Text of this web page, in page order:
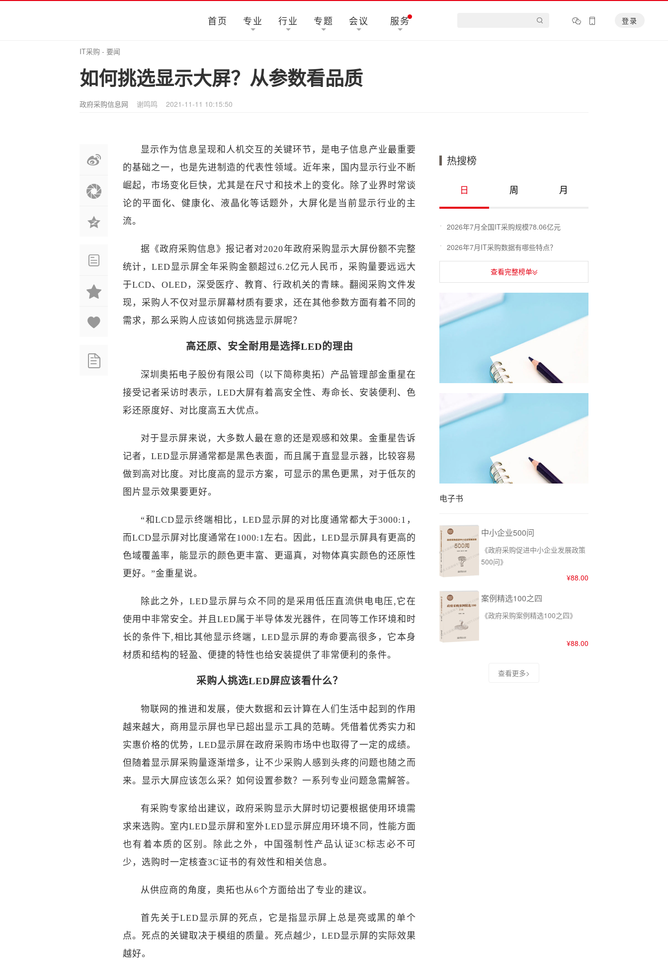
首页 专业 行业 专题 会议 服务 登录
IT采购 - 要闻
如何挑选显示大屏？从参数看品质
政府采购信息网 谢鸣鸣 2021-11-11 10:15:50
显示作为信息呈现和人机交互的关键环节，是电子信息产业最重要
的基础之一，也是先进制造的代表性领域。近年来，国内显示行业不断
崛起，市场变化巨快，尤其是在尺寸和技术上的变化。除了业界时常谈
论的平面化、健康化、液晶化等话题外，大屏化是当前显示行业的主
流。
据《政府采购信息》报记者对2020年政府采购显示大屏份额不完整
统计，LED显示屏全年采购金额超过6.2亿元人民币，采购量要远远大
于LCD、OLED，深受医疗、教育、行政机关的青睐。翻阅采购文件发
现，采购人不仅对显示屏幕材质有要求，还在其他参数方面有着不同的
需求，那么采购人应该如何挑选显示屏呢？
高还原、安全耐用是选择LED的理由
深圳奥拓电子股份有限公司（以下简称奥拓）产品管理部金重星在
接受记者采访时表示，LED大屏有着高安全性、寿命长、安装便利、色
彩还原度好、对比度高五大优点。
对于显示屏来说，大多数人最在意的还是观感和效果。金重星告诉
记者，LED显示屏通常都是黑色表面，而且属于直显显示器，比较容易
做到高对比度。对比度高的显示方案，可显示的黑色更黑，对于低灰的
图片显示效果要更好。
“和LCD显示终端相比，LED显示屏的对比度通常都大于3000:1，
而LCD显示屏对比度通常在1000:1左右。因此，LED显示屏具有更高的
色域覆盖率，能显示的颜色更丰富、更逼真，对物体真实颜色的还原性
更好。”金重星说。
除此之外，LED显示屏与众不同的是采用低压直流供电电压,它在
使用中非常安全。并且LED属于半导体发光器件，在同等工作环境和时
长的条件下,相比其他显示终端，LED显示屏的寿命要高很多，它本身
材质和结构的轻盈、便捷的特性也给安装提供了非常便利的条件。
采购人挑选LED屏应该看什么？
物联网的推进和发展，使大数据和云计算在人们生活中起到的作用
越来越大，商用显示屏也早已超出显示工具的范畴。凭借着优秀实力和
实惠价格的优势，LED显示屏在政府采购市场中也取得了一定的成绩。
但随着显示屏采购量逐渐增多，让不少采购人感到头疼的问题也随之而
来。显示大屏应该怎么采？如何设置参数？一系列专业问题急需解答。
有采购专家给出建议，政府采购显示大屏时切记要根据使用环境需
求来选购。室内LED显示屏和室外LED显示屏应用环境不同，性能方面
也有着本质的区别。除此之外，中国强制性产品认证3C标志必不可
少，选购时一定核查3C证书的有效性和相关信息。
从供应商的角度，奥拓也从6个方面给出了专业的建议。
首先关于LED显示屏的死点，它是指显示屏上总是亮或黑的单个
点。死点的关键取决于模组的质量。死点越少，LED显示屏的实际效果
越好。
热搜榜
日 周 月
2026年7月全国IT采购规模78.06亿元
2026年7月IT采购数据有哪些特点？
查看完整榜单
5月物业采购数据有哪些特点？
电子书
中小企业500问
《政府采购促进中小企业发展政策
500问》
¥88.00
案例精选100之四
《政府采购案例精选100之四》
¥88.00
查看更多>